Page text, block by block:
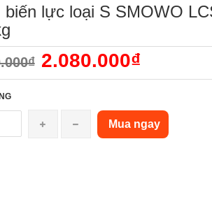
biến lực loại S SMOWO
2.080.000₫
Mua ngay